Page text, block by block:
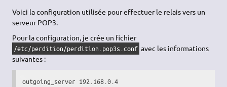
Voici la configuration utilisée pour effectuer le relais vers un
serveur POP3.
Pour la configuration, je crée un fichier
/etc/perdition/perdition.pop3s.conf avec les informations
suivantes :
outgoing_server 192.168.0.4